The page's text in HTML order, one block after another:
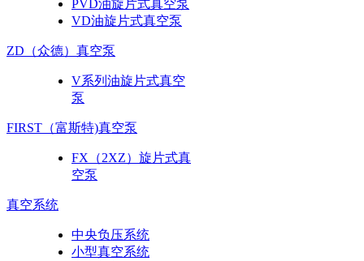
PVD油旋片式真空泵
VD油旋片式真空泵
ZD（众德）真空泵
V系列油旋片式真空
泵
FIRST（富斯特)真空泵
FX（2XZ）旋片式真
空泵
真空系统
中央负压系统
小型真空系统